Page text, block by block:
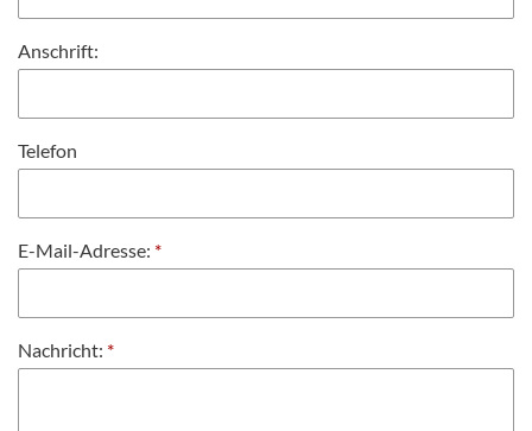
Anschrift:
Telefon
E-Mail-Adresse: *
Nachricht: *